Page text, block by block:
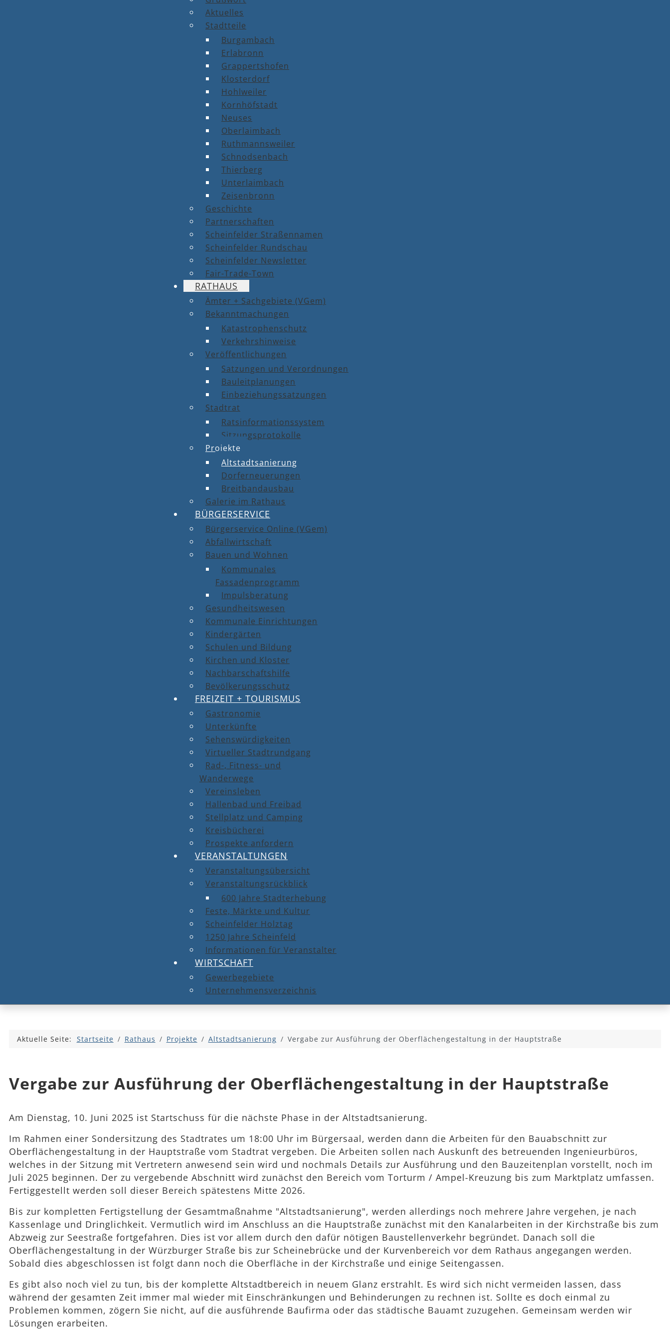
Aktuelles
Stadtteile
Burgambach
Erlabronn
Grappertshofen
Klosterdorf
Hohlweiler
Kornhöfstadt
Neuses
Oberlaimbach
Ruthmannsweiler
Schnodsenbach
Thierberg
Unterlaimbach
Zeisenbronn
Geschichte
Partnerschaften
Scheinfelder Straßennamen
Scheinfelder Rundschau
Scheinfelder Newsletter
Fair-Trade-Town
RATHAUS
Ämter + Sachgebiete (VGem)
Bekanntmachungen
Katastrophenschutz
Verkehrshinweise
Veröffentlichungen
Satzungen und Verordnungen
Bauleitplanungen
Einbeziehungssatzungen
Stadtrat
Ratsinformationssystem
Sitzungsprotokolle
Projekte
Altstadtsanierung
Dorferneuerungen
Breitbandausbau
Galerie im Rathaus
BÜRGERSERVICE
Bürgerservice Online (VGem)
Abfallwirtschaft
Bauen und Wohnen
Kommunales
Fassadenprogramm
Impulsberatung
Gesundheitswesen
Kommunale Einrichtungen
Kindergärten
Schulen und Bildung
Kirchen und Kloster
Nachbarschaftshilfe
Bevölkerungsschutz
FREIZEIT + TOURISMUS
Gastronomie
Unterkünfte
Sehenswürdigkeiten
Virtueller Stadtrundgang
Rad-, Fitness- und
Wanderwege
Vereinsleben
Hallenbad und Freibad
Stellplatz und Camping
Kreisbücherei
Prospekte anfordern
VERANSTALTUNGEN
Veranstaltungsübersicht
Veranstaltungsrückblick
600 Jahre Stadterhebung
Feste, Märkte und Kultur
Scheinfelder Holztag
1250 Jahre Scheinfeld
Informationen für Veranstalter
WIRTSCHAFT
Gewerbegebiete
Unternehmensverzeichnis
Aktuelle Seite: Startseite Rathaus Projekte Altstadtsanierung Vergabe zur Ausführung der Oberflächengestaltung in der Hauptstraße
Vergabe zur Ausführung der Oberflächengestaltung in der Hauptstraße
Am Dienstag, 10. Juni 2025 ist Startschuss für die nächste Phase in der Altstadtsanierung.
Im Rahmen einer Sondersitzung des Stadtrates um 18:00 Uhr im Bürgersaal, werden dann die Arbeiten für den Bauabschnitt zur
Oberflächengestaltung in der Hauptstraße vom Stadtrat vergeben. Die Arbeiten sollen nach Auskunft des betreuenden Ingenieurbüros,
welches in der Sitzung mit Vertretern anwesend sein wird und nochmals Details zur Ausführung und den Bauzeitenplan vorstellt, noch im
Juli 2025 beginnen. Der zu vergebende Abschnitt wird zunächst den Bereich vom Torturm / Ampel-Kreuzung bis zum Marktplatz umfassen.
Fertiggestellt werden soll dieser Bereich spätestens Mitte 2026.
Bis zur kompletten Fertigstellung der Gesamtmaßnahme "Altstadtsanierung", werden allerdings noch mehrere Jahre vergehen, je nach
Kassenlage und Dringlichkeit. Vermutlich wird im Anschluss an die Hauptstraße zunächst mit den Kanalarbeiten in der Kirchstraße bis zum
Abzweig zur Seestraße fortgefahren. Dies ist vor allem durch den dafür nötigen Baustellenverkehr begründet. Danach soll die
Oberflächengestaltung in der Würzburger Straße bis zur Scheinebrücke und der Kurvenbereich vor dem Rathaus angegangen werden.
Sobald dies abgeschlossen ist folgt dann noch die Oberfläche in der Kirchstraße und einige Seitengassen.
Es gibt also noch viel zu tun, bis der komplette Altstadtbereich in neuem Glanz erstrahlt. Es wird sich nicht vermeiden lassen, dass
während der gesamten Zeit immer mal wieder mit Einschränkungen und Behinderungen zu rechnen ist. Sollte es doch einmal zu
Problemen kommen, zögern Sie nicht, auf die ausführende Baufirma oder das städtische Bauamt zuzugehen. Gemeinsam werden wir
Lösungen erarbeiten.